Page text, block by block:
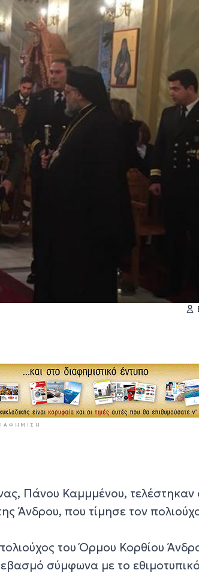
Πάνου Καμμμένου, τελέστηκαν
Άνδρου, που τίμησε τον
του Όρμου Κορθίου
σύμφωνα με το